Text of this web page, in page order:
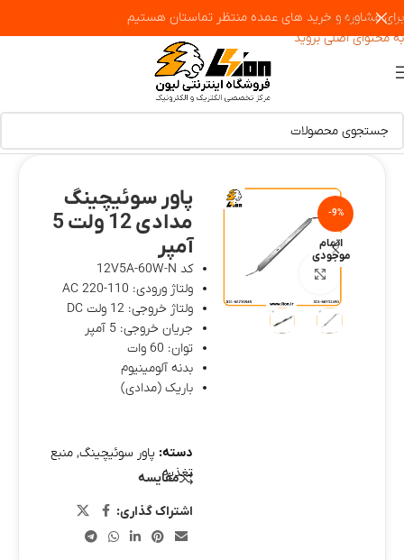
پرش به پیمایش
به محتوای اصلی بروید
برای مشاوره و خرید های عمده منتظر تماستان هستیم
-9%
اتمام
موجودی
بزرگنمایی تصویر
پاور سوئیچینگ
مدادی 12 ولت 5
آمپر
کد 12V5A-60W-N
ولتاژ ورودی: 110-220 AC
ولتاژ خروجی: 12 ولت DC
جریان خروجی: 5 آمپر
توان: 60 وات
بدنه آلومینیوم
باریک (مدادی)
دسته: پاور سوئیچینگ, منبع
تغذیهمقایسه
اشتراک گذاری: